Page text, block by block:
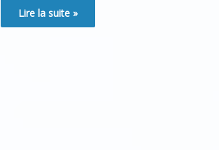
Lire la suite »